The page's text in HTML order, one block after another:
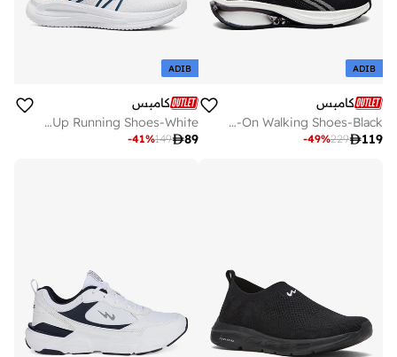
ADIB
كامبس
Men Covert Classic Motion Massage Slip-On Walking Shoes-Black
119
229
-49%
ADIB
كامبس
Men Robe Memory Foam Lace-Up Running Shoes-White
89
149
-41%